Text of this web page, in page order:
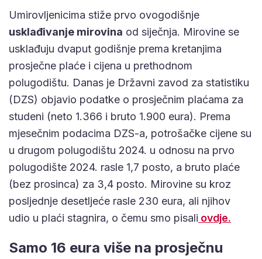
Umirovljenicima stiže prvo ovogodišnje
usklađivanje mirovina od siječnja. Mirovine se
usklađuju dvaput godišnje prema kretanjima
prosječne plaće i cijena u prethodnom
polugodištu. Danas je Državni zavod za statistiku
(DZS) objavio podatke o prosječnim plaćama za
studeni (neto 1.366 i bruto 1.900 eura). Prema
mjesečnim podacima DZS-a, potrošačke cijene su
u drugom polugodištu 2024. u odnosu na prvo
polugodište 2024. rasle 1,7 posto, a bruto plaće
(bez prosinca) za 3,4 posto. Mirovine su kroz
posljednje desetljeće rasle 230 eura, ali njihov
udio u plaći stagnira, o čemu smo pisali ovdje.
Samo 16 eura više na prosječnu